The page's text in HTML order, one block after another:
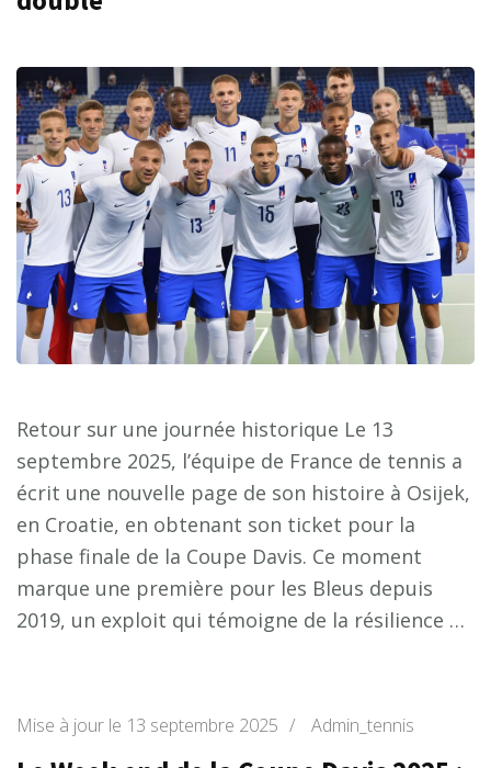
Retour sur une journée historique Le 13
septembre 2025, l’équipe de France de tennis a
écrit une nouvelle page de son histoire à Osijek,
en Croatie, en obtenant son ticket pour la
phase finale de la Coupe Davis. Ce moment
marque une première pour les Bleus depuis
2019, un exploit qui témoigne de la résilience …
Mise à jour le 13 septembre 2025 / Admin_tennis